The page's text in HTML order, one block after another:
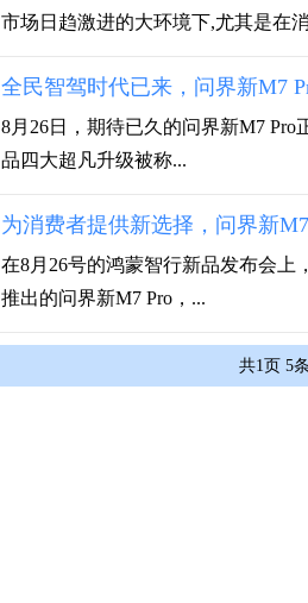
市场日趋激进的大环境下,尤其是在
全民智驾时代已来，问界新M7
8月26日，期待已久的问界新M7 Pro
品四大超凡升级被称...
为消费者提供新选择，问界新
在8月26号的鸿蒙智行新品发布会上
推出的问界新M7 Pro，...
共1页 5